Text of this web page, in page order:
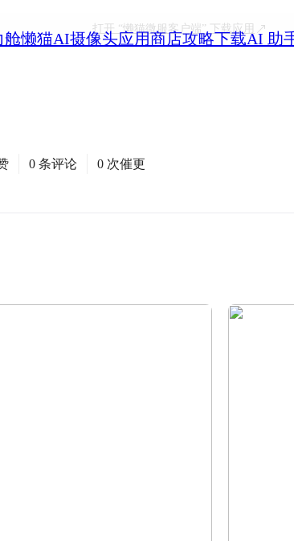
舱懒猫AI摄像头应用商店攻略下载AI 助
打开 “懒猫微服客户端”下载应用
0 条评论 0 次催更